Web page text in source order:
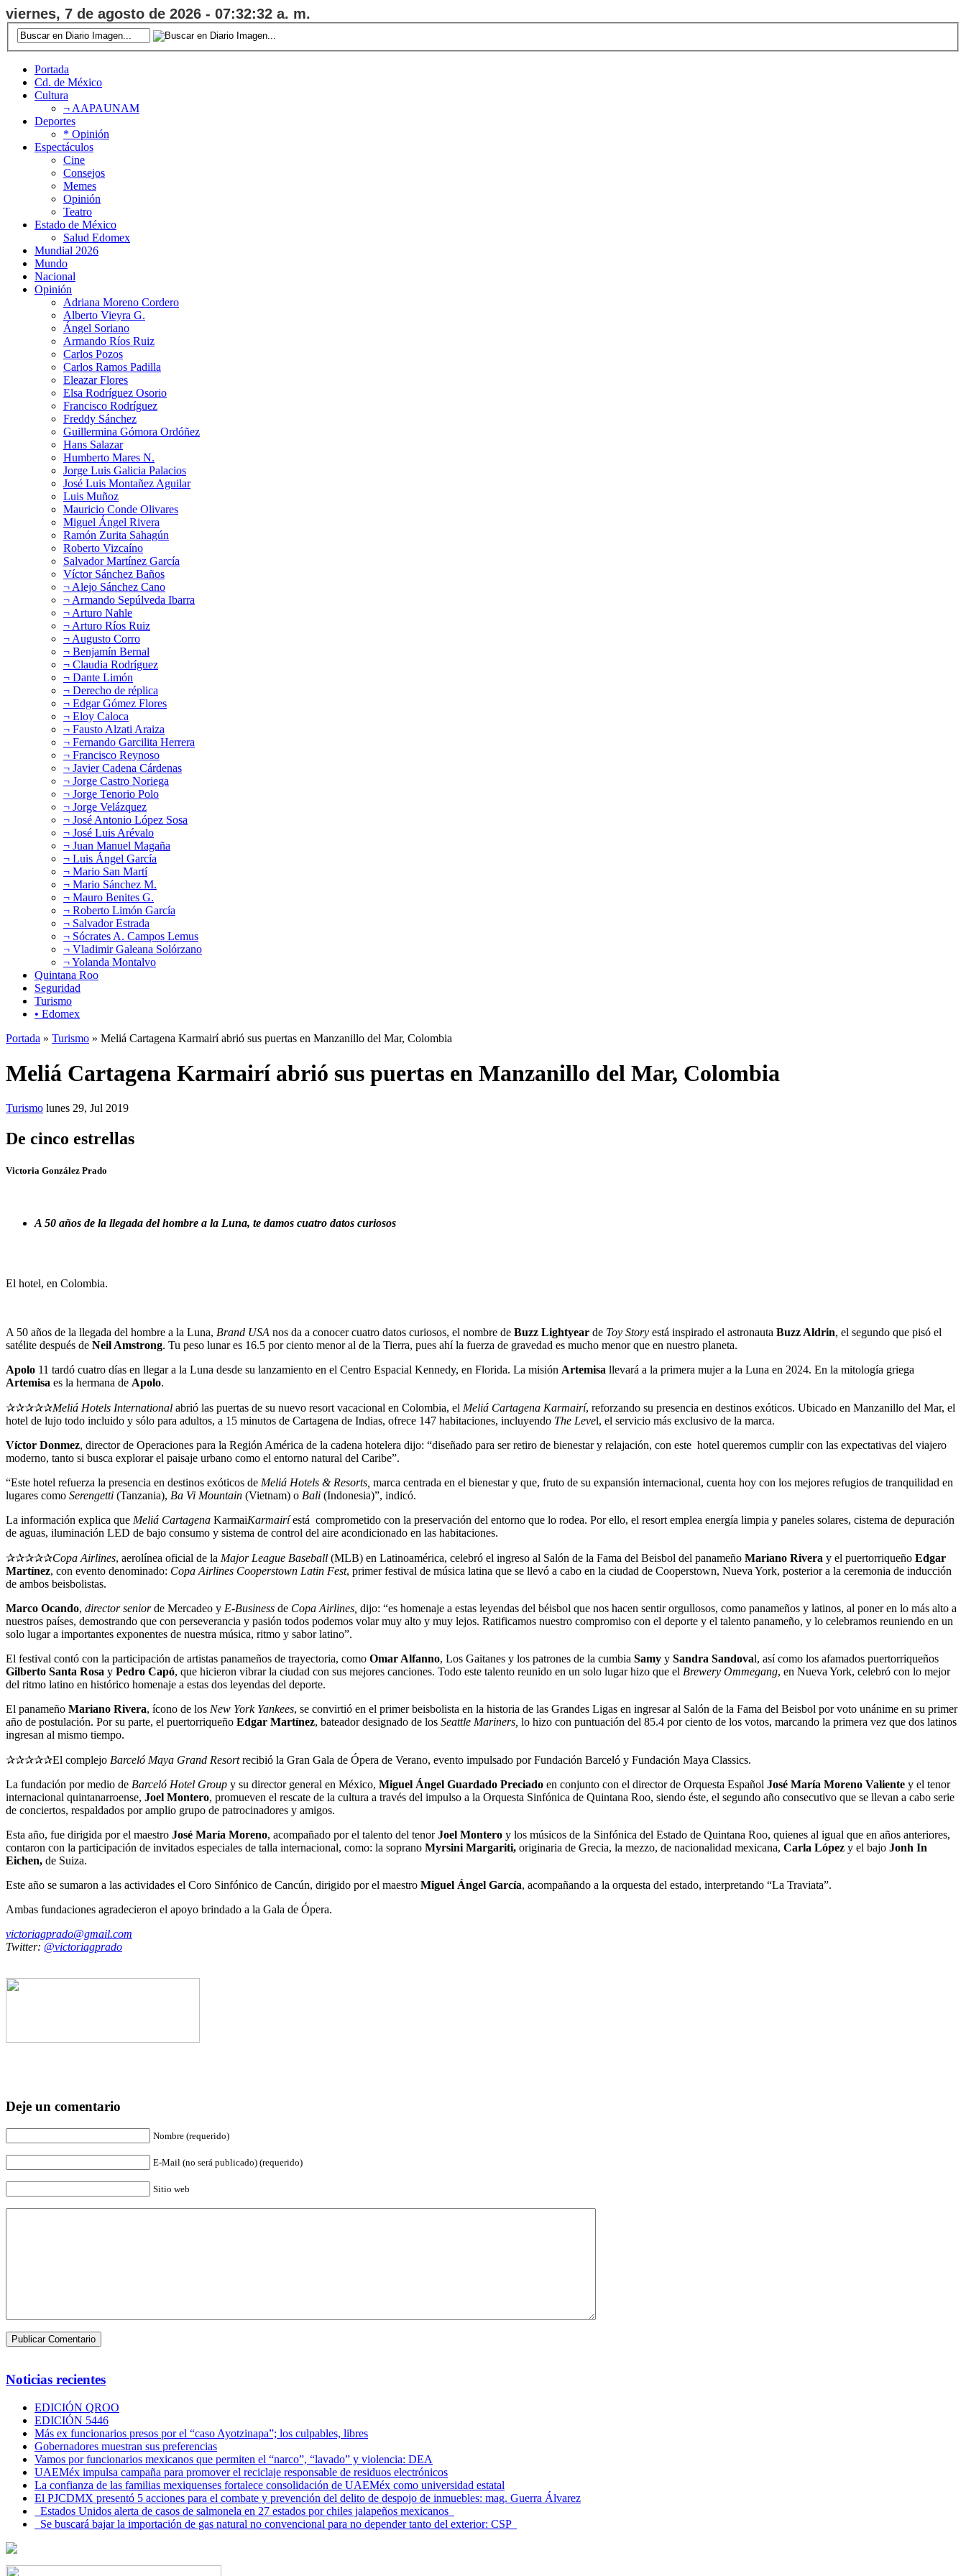
viernes, 7 de agosto de 2026 - 07:32:33 a. m.
Portada
Cd. de México
Cultura
¬ AAPAUNAM
Deportes
* Opinión
Espectáculos
Cine
Consejos
Memes
Opinión
Teatro
Estado de México
Salud Edomex
Mundial 2026
Mundo
Nacional
Opinión
Adriana Moreno Cordero
Alberto Vieyra G.
Ángel Soriano
Armando Ríos Ruiz
Carlos Pozos
Carlos Ramos Padilla
Eleazar Flores
Elsa Rodríguez Osorio
Francisco Rodríguez
Freddy Sánchez
Guillermina Gómora Ordóñez
Hans Salazar
Humberto Mares N.
Jorge Luis Galicia Palacios
José Luis Montañez Aguilar
Luis Muñoz
Mauricio Conde Olivares
Miguel Ángel Rivera
Ramón Zurita Sahagún
Roberto Vizcaíno
Salvador Martínez García
Víctor Sánchez Baños
¬ Alejo Sánchez Cano
¬ Armando Sepúlveda Ibarra
¬ Arturo Nahle
¬ Arturo Ríos Ruiz
¬ Augusto Corro
¬ Benjamín Bernal
¬ Claudia Rodríguez
¬ Dante Limón
¬ Derecho de réplica
¬ Edgar Gómez Flores
¬ Eloy Caloca
¬ Fausto Alzati Araiza
¬ Fernando Garcilita Herrera
¬ Francisco Reynoso
¬ Javier Cadena Cárdenas
¬ Jorge Castro Noriega
¬ Jorge Tenorio Polo
¬ Jorge Velázquez
¬ José Antonio López Sosa
¬ José Luis Arévalo
¬ Juan Manuel Magaña
¬ Luis Ángel García
¬ Mario San Martí
¬ Mario Sánchez M.
¬ Mauro Benites G.
¬ Roberto Limón García
¬ Salvador Estrada
¬ Sócrates A. Campos Lemus
¬ Vladimir Galeana Solórzano
¬ Yolanda Montalvo
Quintana Roo
Seguridad
Turismo
• Edomex
Portada » Turismo » Meliá Cartagena Karmairí abrió sus puertas en Manzanillo del Mar, Colombia
Meliá Cartagena Karmairí abrió sus puertas en Manzanillo del Mar, Colombia
Turismo lunes 29, Jul 2019
De cinco estrellas
Victoria González Prado
A 50 años de la llegada del hombre a la Luna, te damos cuatro datos curiosos
El hotel, en Colombia.
A 50 años de la llegada del hombre a la Luna, Brand USA nos da a conocer cuatro datos curiosos, el nombre de Buzz Lightyear de Toy Story está inspirado el astronauta Buzz Aldrin, el segundo que pisó el
satélite después de Neil Amstrong. Tu peso lunar es 16.5 por ciento menor al de la Tierra, pues ahí la fuerza de gravedad es mucho menor que en nuestro planeta.
Apolo 11 tardó cuatro días en llegar a la Luna desde su lanzamiento en el Centro Espacial Kennedy, en Florida. La misión Artemisa llevará a la primera mujer a la Luna en 2024. En la mitología griega
Artemisa es la hermana de Apolo.
✰✰✰✰✰Meliá Hotels International abrió las puertas de su nuevo resort vacacional en Colombia, el Meliá Cartagena Karmairí, reforzando su presencia en destinos exóticos. Ubicado en Manzanillo del Mar, el
hotel de lujo todo incluido y sólo para adultos, a 15 minutos de Cartagena de Indias, ofrece 147 habitaciones, incluyendo The Level, el servicio más exclusivo de la marca.
Víctor Donmez, director de Operaciones para la Región América de la cadena hotelera dijo: “diseñado para ser retiro de bienestar y relajación, con este hotel queremos cumplir con las expectativas del viajero
moderno, tanto si busca explorar el paisaje urbano como el entorno natural del Caribe”.
“Este hotel refuerza la presencia en destinos exóticos de Meliá Hotels & Resorts, marca centrada en el bienestar y que, fruto de su expansión internacional, cuenta hoy con los mejores refugios de tranquilidad en
lugares como Serengetti (Tanzania), Ba Vi Mountain (Vietnam) o Bali (Indonesia)”, indicó.
La información explica que Meliá Cartagena KarmaiKarmairíestá comprometido con la preservación del entorno que lo rodea. Por ello, el resort emplea energía limpia y paneles solares, cistema de depuración
de aguas, iluminación LED de bajo consumo y sistema de control del aire acondicionado en las habitaciones.
✰✰✰✰✰Copa Airlines, aerolínea oficial de la Major League Baseball (MLB) en Latinoamérica, celebró el ingreso al Salón de la Fama del Beisbol del panameño Mariano Rivera y el puertorriqueño Edgar
Martínez, con evento denominado: Copa Airlines Cooperstown Latin Fest, primer festival de música latina que se llevó a cabo en la ciudad de Cooperstown, Nueva York, posterior a la ceremonia de inducción
de ambos beisbolistas.
Marco Ocando, director seniorde Mercadeo y E-Business de Copa Airlines, dijo: “es homenaje a estas leyendas del béisbol que nos hacen sentir orgullosos, como panameños y latinos, al poner en lo más alto a
nuestros países, demostrando que con perseverancia y pasión todos podemos volar muy alto y muy lejos. Ratificamos nuestro compromiso con el deporte y el talento panameño, y lo celebramos reuniendo en un
solo lugar a importantes exponentes de nuestra música, ritmo y sabor latino”.
El festival contó con la participación de artistas panameños de trayectoria, como Omar Alfanno, Los Gaitanes y los patrones de la cumbia Samy y Sandra Sandoval, así como los afamados puertorriqueños
Gilberto Santa Rosa y Pedro Capó, que hicieron vibrar la ciudad con sus mejores canciones. Todo este talento reunido en un solo lugar hizo que el Brewery Ommegang, en Nueva York, celebró con lo mejor
del ritmo latino en histórico homenaje a estas dos leyendas del deporte.
El panameño Mariano Rivera, ícono de los New York Yankees, se convirtió en el primer beisbolista en la historia de las Grandes Ligas en ingresar al Salón de la Fama del Beisbol por voto unánime en su primer
año de postulación. Por su parte, el puertorriqueño Edgar Martínez, bateador designado de los Seattle Mariners, lo hizo con puntuación del 85.4 por ciento de los votos, marcando la primera vez que dos latinos
ingresan al mismo tiempo.
✰✰✰✰✰El complejo Barceló Maya Grand Resortrecibió la Gran Gala de Ópera de Verano, evento impulsado por Fundación Barceló y Fundación Maya Classics.
La fundación por medio de Barceló Hotel Group y su director general en México, Miguel Ángel Guardado Preciado en conjunto con el director de Orquesta Español José María Moreno Valiente y el tenor
internacional quintanarroense, Joel Montero, promueven el rescate de la cultura a través del impulso a la Orquesta Sinfónica de Quintana Roo, siendo éste, el segundo año consecutivo que se llevan a cabo serie
de conciertos, respaldados por amplio grupo de patrocinadores y amigos.
Esta año, fue dirigida por el maestro José María Moreno, acompañado por el talento del tenorJoel Montero y los músicos de la Sinfónica del Estado de Quintana Roo, quienes al igual que en años anteriores,
contaron con la participación de invitados especiales de talla internacional, como: la soprano Myrsini Margariti, originaria de Grecia, la mezzo, de nacionalidad mexicana, Carla López y el bajo Jonh In
Eichen, de Suiza.
Este año se sumaron a las actividades el Coro Sinfónico de Cancún, dirigido por el maestro Miguel Ángel García, acompañando a la orquesta del estado, interpretando “La Traviata”.
Ambas fundaciones agradecieron el apoyo brindado a la Gala de Ópera.
victoriagprado@gmail.com
Twitter: @victoriagprado
Deje un comentario
Nombre (requerido)
E-Mail (no será publicado) (requerido)
Sitio web
Noticias recientes
EDICIÓN QROO
EDICIÓN 5446
Más ex funcionarios presos por el “caso Ayotzinapa”; los culpables, libres
Gobernadores muestran sus preferencias
Vamos por funcionarios mexicanos que permiten el “narco”, “lavado” y violencia: DEA
UAEMéx impulsa campaña para promover el reciclaje responsable de residuos electrónicos
La confianza de las familias mexiquenses fortalece consolidación de UAEMéx como universidad estatal
El PJCDMX presentó 5 acciones para el combate y prevención del delito de despojo de inmuebles: mag. Guerra Álvarez
Estados Unidos alerta de casos de salmonela en 27 estados por chiles jalapeños mexicanos
Se buscará bajar la importación de gas natural no convencional para no depender tanto del exterior: CSP